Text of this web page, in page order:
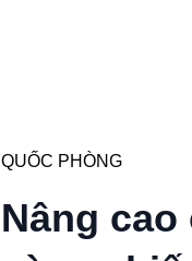
QUỐC PHÒNG
Nâng